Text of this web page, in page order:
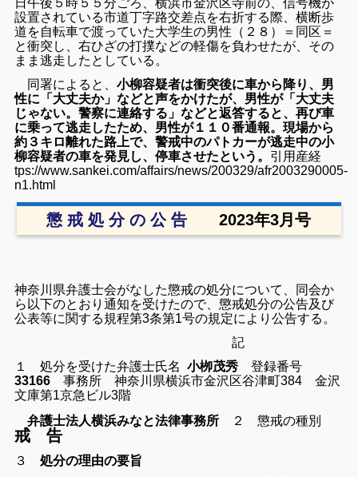
日午後５時５５分ごろ、横浜市金沢区寺前の、信号機が
設置されている市道丁字路交差点を右折する際、横断歩
道を自転車で渡っていた大学生の男性（２８）＝同区＝
と衝突し、右ひざの打撲などの軽傷を負わせたが、その
まま逃走したとしている。
同署によると、小柳容疑者は衝突後に車から降り、男
性に「大丈夫か」などと声をかけたが、男性が「大丈夫
じゃない。警察に連絡する」などと返答すると、再び車
に乗って逃走したため、男性が１１０番通報。現場から
約３キロ離れた路上で、警戒中のパトカーが逃走中の小
柳容疑者の車を発見し、停車させたという。 引用産経
tps://www.sankei.com/affairs/news/200329/afr2003290005-
n1.html
懲 戒 処 分 の 公 告2023年3月号
神奈川県弁護士会がなした懲戒の処分について、同会か
ら以下のとおり通知を受けたので、懲戒処分の公告及び
公表等に関する規程第3条第1号の規定により公告する。
記
１ 処分を受けた弁護士氏名小栁茂秀登録番号
33166事務所 神奈川県横浜市金沢区谷津町384 金沢
文庫第1京急ビル3階
弁護士法人横浜みなと法律事務所
２ 懲戒の種別
戒 告
３処分の理由の要旨